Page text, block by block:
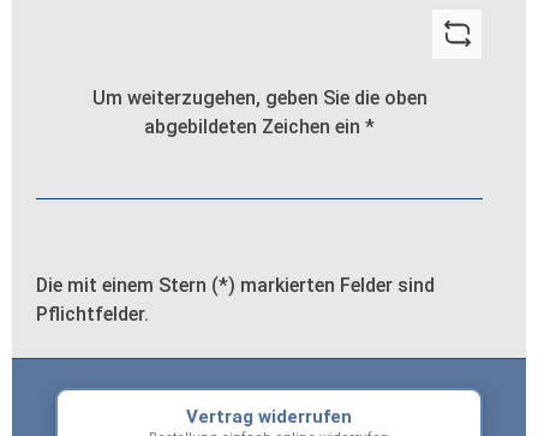
Um weiterzugehen, geben Sie die oben
abgebildeten Zeichen ein *
Die mit einem Stern (*) markierten Felder sind
Pflichtfelder.
Vertrag widerrufen